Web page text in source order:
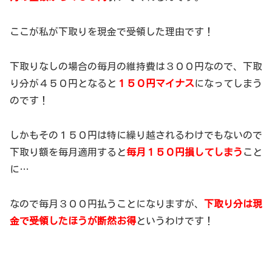
ここが私が下取りを現金で受領した理由です！
下取りなしの場合の毎月の維持費は３００円なので、下取
り分が４５０円となると １５０円マイナスになってしまう
のです！
しかもその１５０円は特に繰り越されるわけでもないので
下取り額を毎月適用すると毎月１５０円損してしまう こと
に…
なので毎月３００円払うことになりますが、 下取り分は現
金で受領したほうが断然お得というわけです！